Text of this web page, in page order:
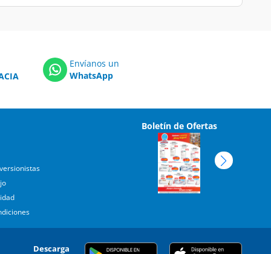
Envíanos un
WhatsApp
Boletín de Ofertas
Descarga